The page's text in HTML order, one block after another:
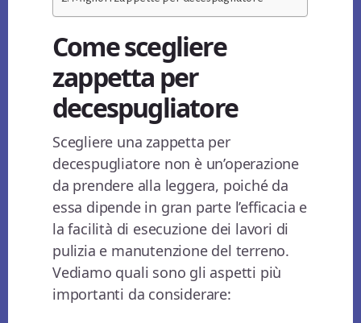
Come scegliere
zappetta per
decespugliatore
Scegliere una zappetta per
decespugliatore non è un’operazione
da prendere alla leggera, poiché da
essa dipende in gran parte l’efficacia e
la facilità di esecuzione dei lavori di
pulizia e manutenzione del terreno.
Vediamo quali sono gli aspetti più
importanti da considerare: